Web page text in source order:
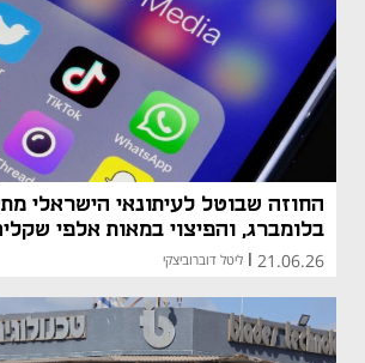
החוזה שבוטל לעיתונאי הישראלי
בלומברג, והפיצוי במאות אלפי
21.06.26 ליטל דוברוביצקי